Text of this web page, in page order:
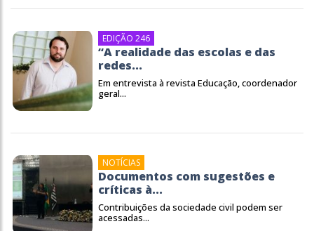
EDIÇÃO 246
“A realidade das escolas e das
redes...
Em entrevista à revista Educação, coordenador
geral...
NOTÍCIAS
Documentos com sugestões e
críticas à...
Contribuições da sociedade civil podem ser
acessadas...